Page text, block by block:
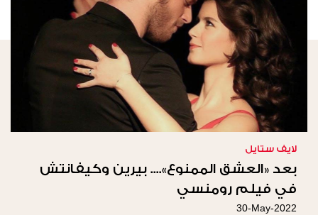
لايف ستايل
بعد «العشق الممنوع».... بيرين وكيفانتش
في فيلم رومنسي
30-May-2022